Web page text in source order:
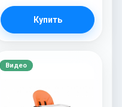
Купить
Видео